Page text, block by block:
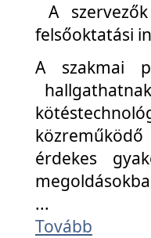
A
felsőoktatási
A szakmai
érdekes
...
Tovább